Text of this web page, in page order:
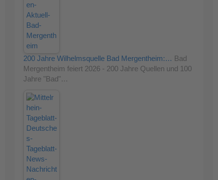
200 Jahre Wilhelmsquelle Bad Mergentheim:… Bad
Mergentheim feiert 2026 - 200 Jahre Quellen und 100
Jahre "Bad"…